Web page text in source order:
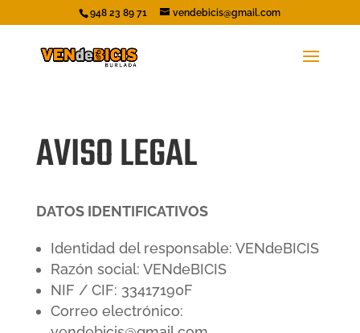
948 23 89 71 vendebicis@gmail.com
AVISO LEGAL
DATOS IDENTIFICATIVOS
Identidad del responsable: VENdeBICIS
Razón social: VENdeBICIS
NIF / CIF: 33417190F
Correo electrónico: